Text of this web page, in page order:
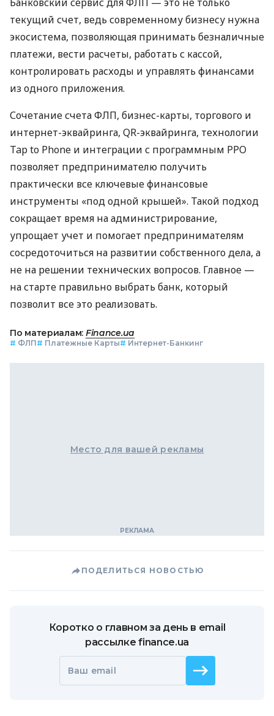
текущий счет, ведь современному бизнесу нужна
экосистема, позволяющая принимать безналичные
платежи, вести расчеты, работать с кассой,
контролировать расходы и управлять финансами
из одного приложения.
Сочетание счета ФЛП, бизнес-карты, торгового и
интернет-эквайринга, QR-эквайринга, технологии
Tap to Phone и интеграции с программным РРО
позволяет предпринимателю получить
практически все ключевые финансовые
инструменты «под одной крышей». Такой подход
сокращает время на администрирование,
упрощает учет и помогает предпринимателям
сосредоточиться на развитии собственного дела, а
не на решении технических вопросов. Главное —
на старте правильно выбрать банк, который
позволит все это реализовать.
По материалам: Finance.ua
# ФЛП# Платежные Карты# Интернет-Банкинг
Место для вашей рекламы
ПОДЕЛИТЬСЯ НОВОСТЬЮ
Коротко о главном за день в email
рассылке finance.ua
Ваш email